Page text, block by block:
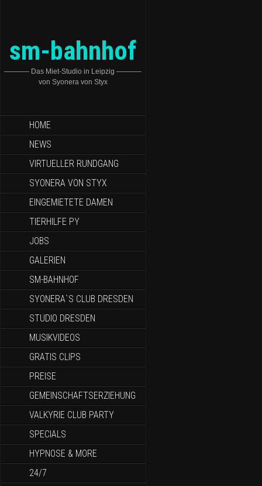
sm-bahnhof
———– Das Miet-Studio in Leipzig ———–
von Syonera von Styx
HOME
NEWS
VIRTUELLER RUNDGANG
SYONERA VON STYX
EINGEMIETETE DAMEN
TIERHILFE PY
JOBS
GALERIEN
SM-BAHNHOF
SYONERA`S CLUB DRESDEN
STUDIO DRESDEN
MUSIKVIDEOS
GRATIS CLIPS
PREISE
GEMEINSCHAFTSERZIEHUNG
VALKYRIE CLUB PARTY
SPECIALS
HYPNOSE & MORE
24/7